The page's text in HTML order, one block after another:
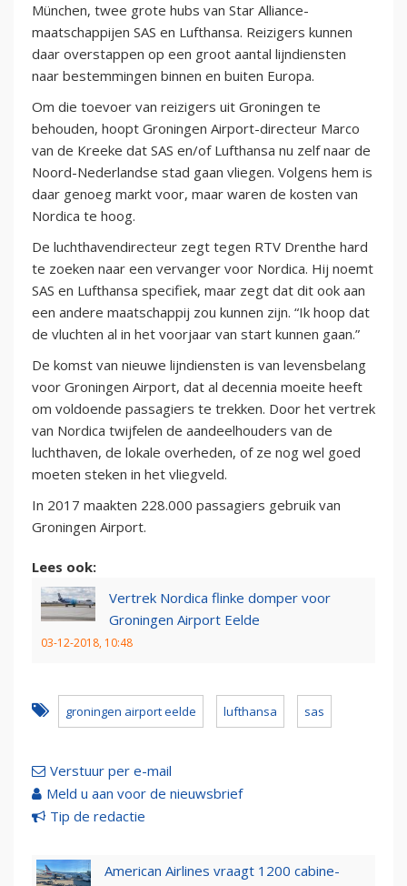
München, twee grote hubs van Star Alliance-
maatschappijen SAS en Lufthansa. Reizigers kunnen
daar overstappen op een groot aantal lijndiensten
naar bestemmingen binnen en buiten Europa.
Om die toevoer van reizigers uit Groningen te
behouden, hoopt Groningen Airport-directeur Marco
van de Kreeke dat SAS en/of Lufthansa nu zelf naar de
Noord-Nederlandse stad gaan vliegen. Volgens hem is
daar genoeg markt voor, maar waren de kosten van
Nordica te hoog.
De luchthavendirecteur zegt tegen RTV Drenthe hard
te zoeken naar een vervanger voor Nordica. Hij noemt
SAS en Lufthansa specifiek, maar zegt dat dit ook aan
een andere maatschappij zou kunnen zijn. “Ik hoop dat
de vluchten al in het voorjaar van start kunnen gaan.”
De komst van nieuwe lijndiensten is van levensbelang
voor Groningen Airport, dat al decennia moeite heeft
om voldoende passagiers te trekken. Door het vertrek
van Nordica twijfelen de aandeelhouders van de
luchthaven, de lokale overheden, of ze nog wel goed
moeten steken in het vliegveld.
In 2017 maakten 228.000 passagiers gebruik van
Groningen Airport.
Lees ook:
Vertrek Nordica flinke domper voor
Groningen Airport Eelde
03-12-2018, 10:48
groningen airport eelde lufthansa sas
Verstuur per e-mail
Meld u aan voor de nieuwsbrief
Tip de redactie
American Airlines vraagt 1200 cabine-